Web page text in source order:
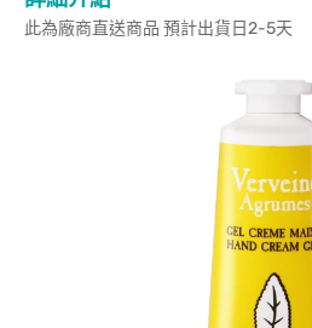
此為廠商直送商品 預計出貨日2-5天